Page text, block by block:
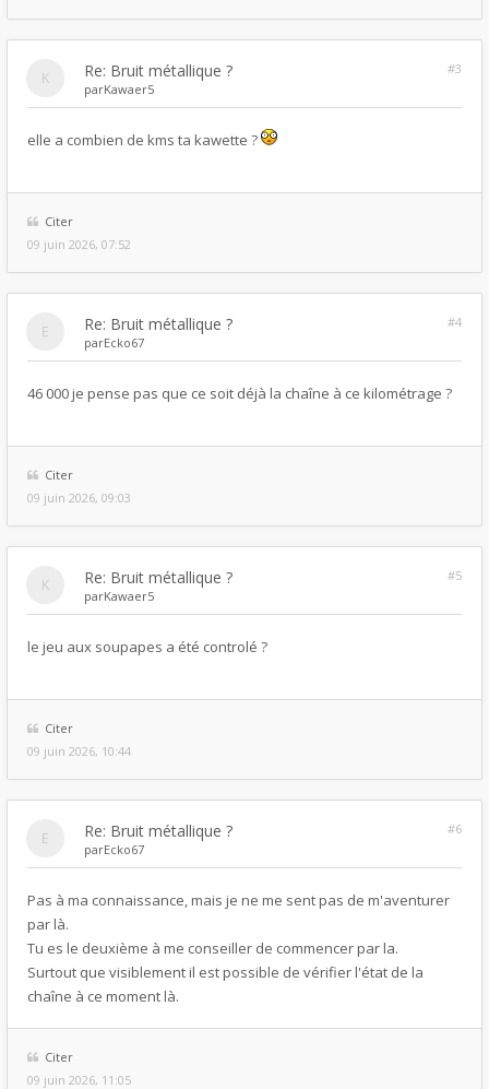
Re: Bruit métallique ?
#3
parKawaer5
elle a combien de kms ta kawette ?
Citer
09 juin 2026, 07:52
Re: Bruit métallique ?
#4
parEcko67
46 000 je pense pas que ce soit déjà la chaîne à ce kilométrage ?
Citer
09 juin 2026, 09:03
Re: Bruit métallique ?
#5
parKawaer5
le jeu aux soupapes a été controlé ?
Citer
09 juin 2026, 10:44
Re: Bruit métallique ?
#6
parEcko67
Pas à ma connaissance, mais je ne me sent pas de m'aventurer
par là.
Tu es le deuxième à me conseiller de commencer par la.
Surtout que visiblement il est possible de vérifier l'état de la
chaîne à ce moment là.
Citer
09 juin 2026, 11:05